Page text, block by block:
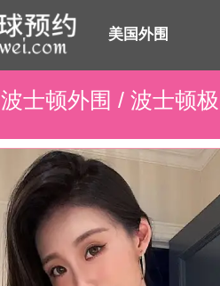
美国外围
波士顿外围 / 波士顿